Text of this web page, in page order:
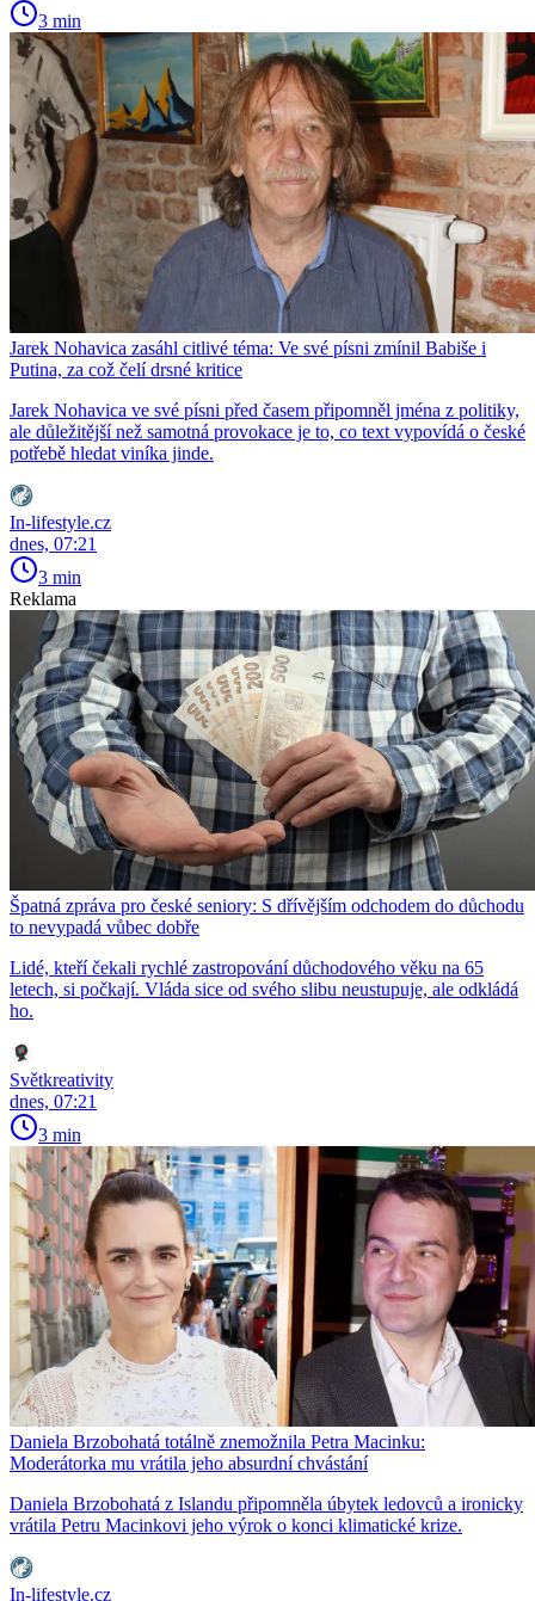
3 min
Jarek Nohavica zasáhl citlivé téma: Ve své písni zmínil Babiše i
Putina, za což čelí drsné kritice
Jarek Nohavica ve své písni před časem připomněl jména z politiky,
ale důležitější než samotná provokace je to, co text vypovídá o české
potřebě hledat viníka jinde.
In-lifestyle.cz
dnes, 07:21
3 min
Reklama
Špatná zpráva pro české seniory: S dřívějším odchodem do důchodu
to nevypadá vůbec dobře
Lidé, kteří čekali rychlé zastropování důchodového věku na 65
letech, si počkají. Vláda sice od svého slibu neustupuje, ale odkládá
ho.
Světkreativity
dnes, 07:21
3 min
Daniela Brzobohatá totálně znemožnila Petra Macinku:
Moderátorka mu vrátila jeho absurdní chvástání
Daniela Brzobohatá z Islandu připomněla úbytek ledovců a ironicky
vrátila Petru Macinkovi jeho výrok o konci klimatické krize.
In-lifestyle.cz